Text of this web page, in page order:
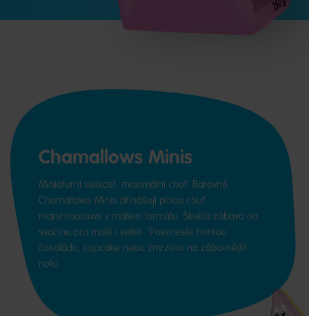
Chamallows Minis
Miniaturní velikost, maximální chuť. Barevné
Chamallows Minis přinášejí plnou chuť
marshmallows v malém formátu. Skvělá zábava na
svačinu pro malé i velké. ˇPovzneste horkou
čokoládu, cupcake nebo zmrzlinu na zábavnější
notu.